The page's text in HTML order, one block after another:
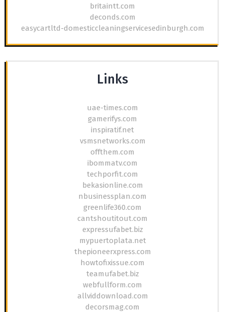
britaintt.com
deconds.com
easycartltd-domesticcleaningservicesedinburgh.com
Links
uae-times.com
gamerifys.com
inspiratif.net
vsmsnetworks.com
offthem.com
ibommatv.com
techporfit.com
bekasionline.com
nbusinessplan.com
greenlife360.com
cantshoutitout.com
expressufabet.biz
mypuertoplata.net
thepioneerxpress.com
howtofixissue.com
teamufabet.biz
webfullform.com
allviddownload.com
decorsmag.com